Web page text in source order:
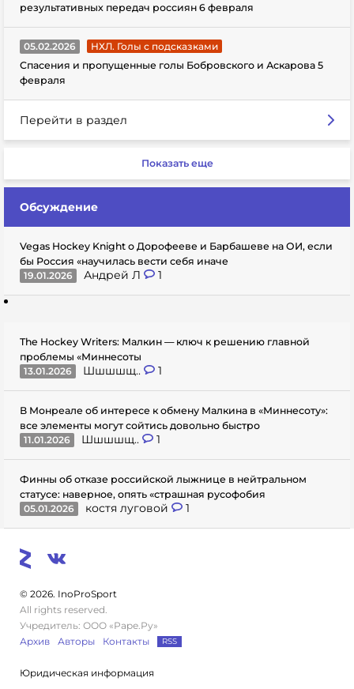
результативных передач россиян 6 февраля
05.02.2026
НХЛ. Голы с подсказками
Спасения и пропущенные голы Бобровского и Аскарова 5
февраля
Перейти в раздел
Показать еще
Обсуждение
Vegas Hockey Knight о Дорофееве и Барбашеве на ОИ, если
бы Россия «научилась вести себя иначе
19.01.2026
Андрей Л 1
The Hockey Writers: Малкин — ключ к решению главной
проблемы «Миннесоты
13.01.2026
Шшшшщ.. 1
В Монреале об интересе к обмену Малкина в «Миннесоту»:
все элементы могут сойтись довольно быстро
11.01.2026
Шшшшщ.. 1
Финны об отказе российской лыжнице в нейтральном
статусе: наверное, опять «страшная русофобия
05.01.2026
костя луговой 1
© 2026. InoProSport
All rights reserved.
Учредитель: ООО «Раре.Ру»
Архив
Авторы Контакты RSS
Юридическая информация